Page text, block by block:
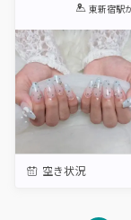
1 2 3 4
東新宿駅
空き状況